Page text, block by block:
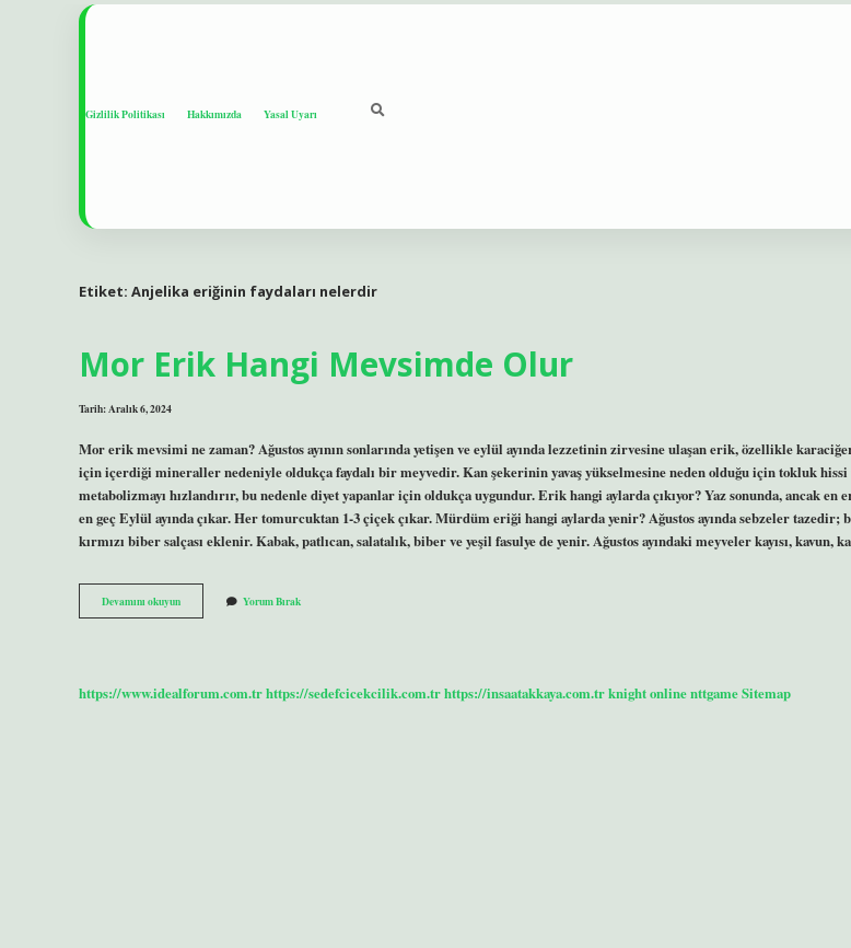
Gizlilik Politikası Hakkımızda Yasal Uyarı
Etiket: Anjelika eriğinin faydaları nelerdir
Mor Erik Hangi Mevsimde Olur
Tarih: Aralık 6, 2024
Mor erik mevsimi ne zaman? Ağustos ayının sonlarında yetişen ve eylül ayında lezzetinin zirvesine ulaşan erik, özellikle
için içerdiği mineraller nedeniyle oldukça faydalı bir meyvedir. Kan şekerinin yavaş yükselmesine neden olduğu için tokluk
metabolizmayı hızlandırır, bu nedenle diyet yapanlar için oldukça uygundur. Erik hangi aylarda çıkıyor? Yaz sonunda, ancak en
en geç Eylül ayında çıkar. Her tomurcuktan 1-3 çiçek çıkar. Mürdüm eriği hangi aylarda yenir? Ağustos ayında sebzeler tazedir;
kırmızı biber salçası eklenir. Kabak, patlıcan, salatalık, biber ve yeşil fasulye de yenir. Ağustos ayındaki meyveler kayısı, kavun,
Devamını okuyunMor
Erik
Yorum Bırak
https://www.idealforum.com.trhttps://sedefcicekcilik.com.trhttps://insaatakkaya.com.trknight onlinenttgameSitemap